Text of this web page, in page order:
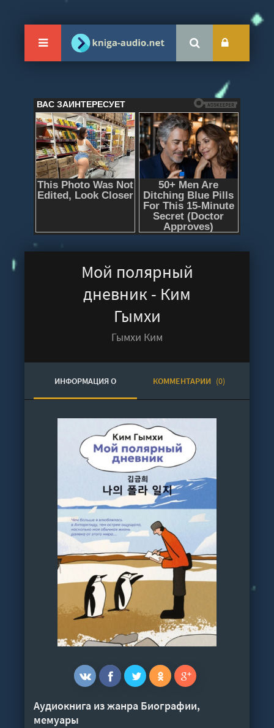
Мой полярный
дневник - Ким
Гымхи
Гымхи Ким
ИНФОРМАЦИЯ О
АУДИОКНИГЕ
КОММЕНТАРИИ (0)
Аудиокнига из жанра Биографии,
мемуары